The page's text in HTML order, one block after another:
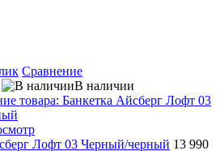
Сравнение
В наличии
Лофт 03 Черный/черный 13 990